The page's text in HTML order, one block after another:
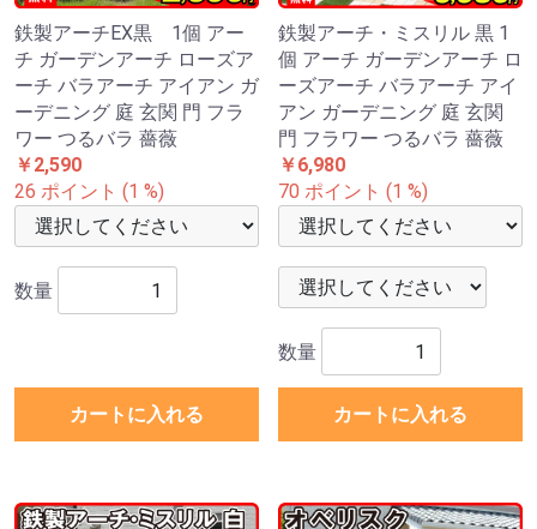
鉄製アーチEX黒 1個 アー
チ ガーデンアーチ ローズア
ーチ バラアーチ アイアン ガ
ーデニング 庭 玄関 門 フラ
ワー つるバラ 薔薇
￥2,590
26 ポイント (1 %)
数量
カートに入れる
鉄製アーチ・ミスリル 黒 1
個 アーチ ガーデンアーチ ロ
ーズアーチ バラアーチ アイ
アン ガーデニング 庭 玄関
門 フラワー つるバラ 薔薇
￥6,980
70 ポイント (1 %)
数量
カートに入れる